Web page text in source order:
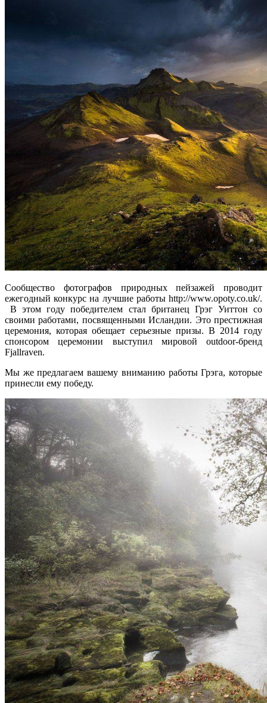
Сообщество фотографов природных пейзажей проводит
ежегодный конкурс на лучшие работы http://www.opoty.co.uk/.
В этом году победителем стал британец Грэг Уиттон со
своими работами, посвященными Исландии. Это престижная
церемония, которая обещает серьезные призы. В 2014 году
спонсором церемонии выступил мировой outdoor-бренд
Fjallraven.
Мы же предлагаем вашему вниманию работы Грэга, которые
принесли ему победу.